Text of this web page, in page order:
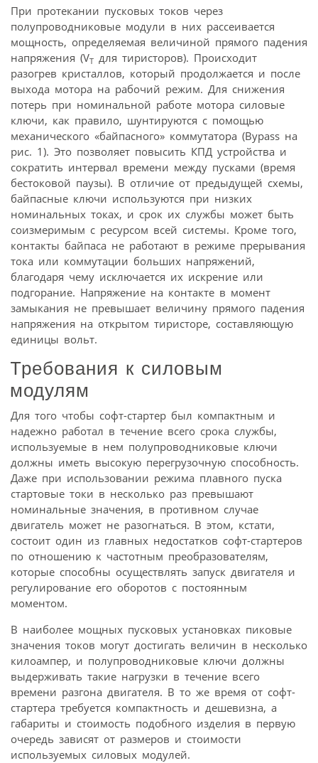
При протекании пусковых токов через
полупроводниковые модули в них рассеивается
мощность, определяемая величиной прямого падения
напряжения (VT для тиристоров). Происходит
разогрев кристаллов, который продолжается и после
выхода мотора на рабочий режим. Для снижения
потерь при номинальной работе мотора силовые
ключи, как правило, шунтируются с помощью
механического «байпасного» коммутатора (Bypass на
рис. 1). Это позволяет повысить КПД устройства и
сократить интервал времени между пусками (время
бестоковой паузы). В отличие от предыдущей схемы,
байпасные ключи используются при низких
номинальных токах, и срок их службы может быть
соизмеримым с ресурсом всей системы. Кроме того,
контакты байпаса не работают в режиме прерывания
тока или коммутации больших напряжений,
благодаря чему исключается их искрение или
подгорание. Напряжение на контакте в момент
замыкания не превышает величину прямого падения
напряжения на открытом тиристоре, составляющую
единицы вольт.
Требования к силовым
модулям
Для того чтобы софт-стартер был компактным и
надежно работал в течение всего срока службы,
используемые в нем полупроводниковые ключи
должны иметь высокую перегрузочную способность.
Даже при использовании режима плавного пуска
стартовые токи в несколько раз превышают
номинальные значения, в противном случае
двигатель может не разогнаться. В этом, кстати,
состоит один из главных недостатков софт-стартеров
по отношению к частотным преобразователям,
которые способны осуществлять запуск двигателя и
регулирование его оборотов с постоянным
моментом.
В наиболее мощных пусковых установках пиковые
значения токов могут достигать величин в несколько
килоампер, и полупроводниковые ключи должны
выдерживать такие нагрузки в течение всего
времени разгона двигателя. В то же время от софт-
стартера требуется компактность и дешевизна, а
габариты и стоимость подобного изделия в первую
очередь зависят от размеров и стоимости
используемых силовых модулей.